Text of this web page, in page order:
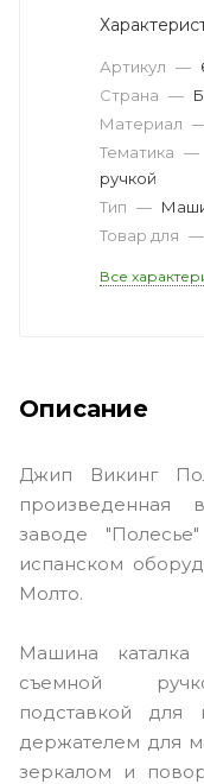
Артикул —
Страна —
Материал
Тематика —
ручкой
Тип —
Товар для —
Все
Описание
Джип Викинг
произведенная
заводе
испанском
Молто.
Машина
съемной
подставкой для
держателем для
зеркалом и